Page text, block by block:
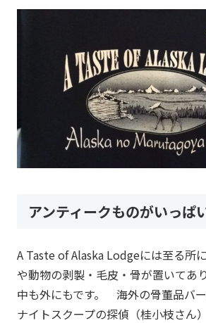
アンティークものがいっぱ
A Taste of Alaska Lodgeには至る所
や動物の剥製・毛皮・骨が置いて
中も外にもです。 海外の骨董品バ
ナイトスクープの探偵（桂小枝さん